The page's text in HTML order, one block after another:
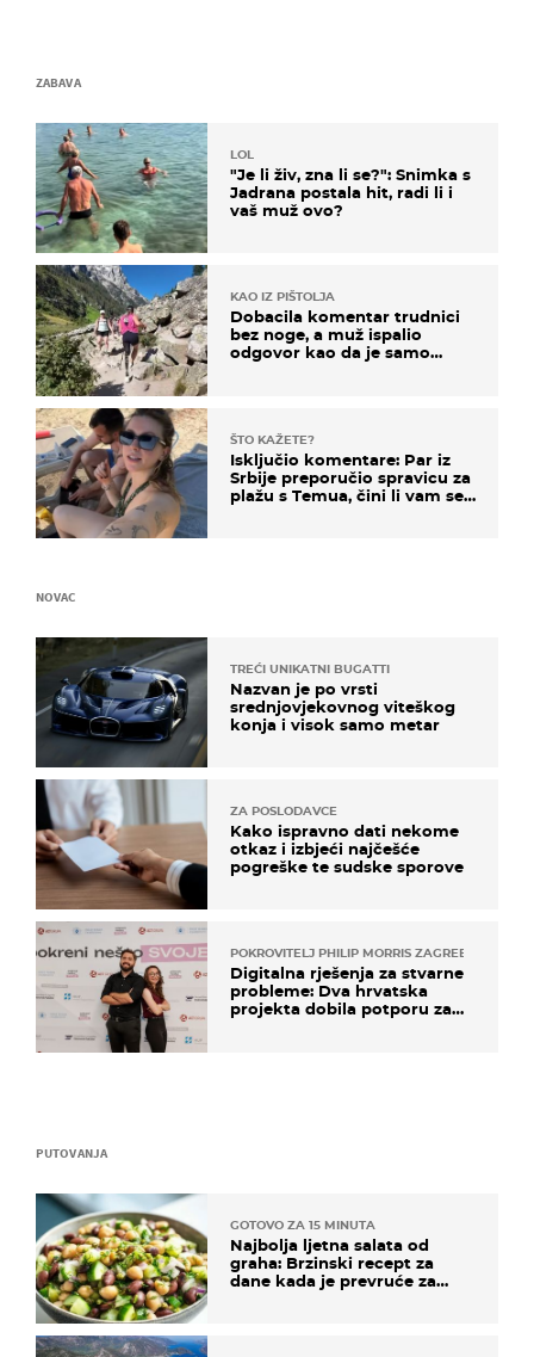
ZABAVA
LOL
"Je li živ, zna li se?": Snimka s
Jadrana postala hit, radi li i
vaš muž ovo?
KAO IZ PIŠTOLJA
Dobacila komentar trudnici
bez noge, a muž ispalio
odgovor kao da je samo
ŠTO KAŽETE?
Isključio komentare: Par iz
Srbije preporučio spravicu za
plažu s Temua, čini li vam se
PUTOVANJA
GOTOVO ZA 15 MINUTA
Najbolja ljetna salata od
graha: Brzinski recept za
dane kada je prevruće za
NOVAC
TREĆI UNIKATNI BUGATTI
Nazvan je po vrsti
srednjovjekovnog viteškog
konja i visok samo metar
ZA POSLODAVCE
Kako ispravno dati nekome
otkaz i izbjeći najčešće
pogreške te sudske sporove
POKROVITELJ PHILIP MORRIS ZAGREB
Digitalna rješenja za stvarne
probleme: Dva hrvatska
projekta dobila potporu za